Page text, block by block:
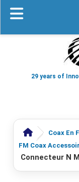
29 years of
Coax En
FM Coax
Connecteur N